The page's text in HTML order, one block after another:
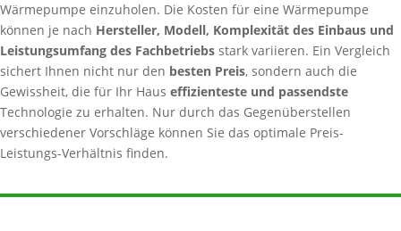
Wärmepumpe einzuholen. Die Kosten für eine Wärmepumpe
können je nach Hersteller, Modell, Komplexität des Einbaus und
Leistungsumfang des Fachbetriebs stark variieren. Ein Vergleich
sichert Ihnen nicht nur den besten Preis, sondern auch die
Gewissheit, die für Ihr Haus effizienteste und passendste
Technologie zu erhalten. Nur durch das Gegenüberstellen
verschiedener Vorschläge können Sie das optimale Preis-
Leistungs-Verhältnis finden.